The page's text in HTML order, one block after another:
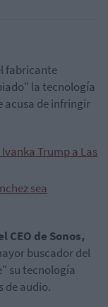
fabricante
la tecnología
acusa de infringir
Trump a Las
sea
CEO de Sonos,
buscador del
su tecnología
de audio.